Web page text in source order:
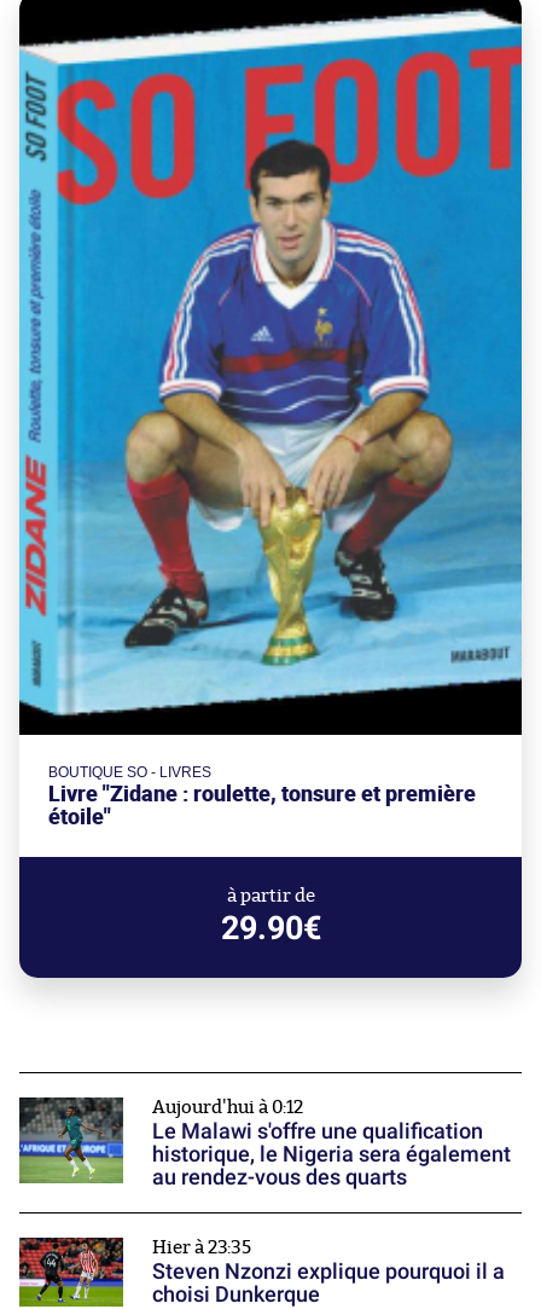
BOUTIQUE SO - LIVRES
Livre "Zidane : roulette, tonsure et première
étoile"
à partir de
29.90€
Aujourd'hui à 0:12
Le Malawi s'offre une qualification
historique, le Nigeria sera également
au rendez-vous des quarts
Hier à 23:35
Steven Nzonzi explique pourquoi il a
choisi Dunkerque